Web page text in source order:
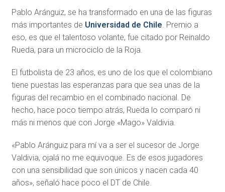
Pablo Aránguiz, se ha transformado en una de las figuras
más importantes de Universidad de Chile. Premio a
eso, es que el talentoso volante, fue citado por Reinaldo
Rueda, para un microciclo de la Roja.
El futbolista de 23 años, es uno de los que el colombiano
tiene puestas las esperanzas para que sea unas de la
figuras del recambio en el combinado nacional. De
hecho, hace poco tiempo atrás, Rueda lo comparó ni
más ni menos que con Jorge «Mago» Valdivia.
«Pablo Aránguiz para mí va a ser el sucesor de Jorge
Valdivia, ojalá no me equivoque. Es de esos jugadores
con una sensibilidad que son únicos y nacen cada 40
años», señaló hace poco el DT de Chile.